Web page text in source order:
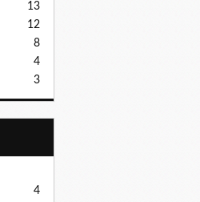
13
12
8
4
3
4